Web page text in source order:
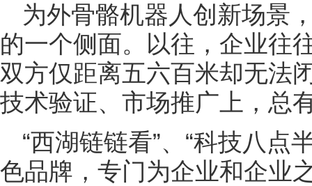
为外骨骼机器人创新场景
的一个侧面。以往，企业往
双方仅距离五六百米却无法
技术验证、市场推广上，总
“西湖链链看”、“科技八点
色品牌，专门为企业和企业